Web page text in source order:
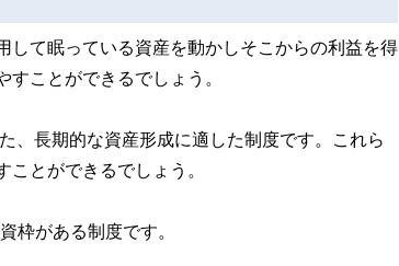
して眠っている資産を動かしそこからの利益を得
ことができるでしょう。
、長期的な資産形成に適した制度です。これら
とができるでしょう。
枠がある制度です。